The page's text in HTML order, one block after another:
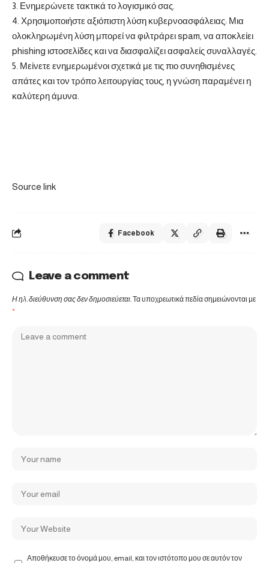
3. Ενημερώνετε τακτικά το λογισμικό σας.
4. Χρησιμοποιήστε αξιόπιστη λύση κυβερνοασφάλειας: Μια
ολοκληρωμένη λύση μπορεί να φιλτράρει spam, να αποκλείει
phishing ιστοσελίδες και να διασφαλίζει ασφαλείς συναλλαγές.
5. Μείνετε ενημερωμένοι σχετικά με τις πιο συνηθισμένες
απάτες και τον τρόπο λειτουργίας τους, η γνώση παραμένει η
καλύτερη άμυνα.
Source link
Facebook
Leave a comment
Η ηλ. διεύθυνση σας δεν δημοσιεύεται. Τα υποχρεωτικά πεδία σημειώνονται με
*
Αποθήκευσε το όνομά μου, email, και τον ιστότοπο μου σε αυτόν τον